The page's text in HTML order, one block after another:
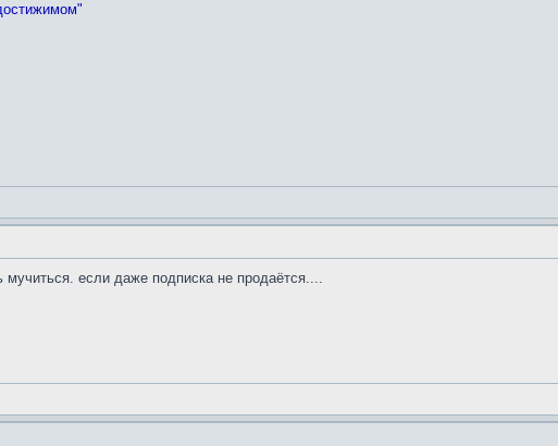
мучиться. если даже подписка не продаётся....